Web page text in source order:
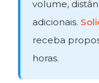
volume,
adicionais.
receba
horas.